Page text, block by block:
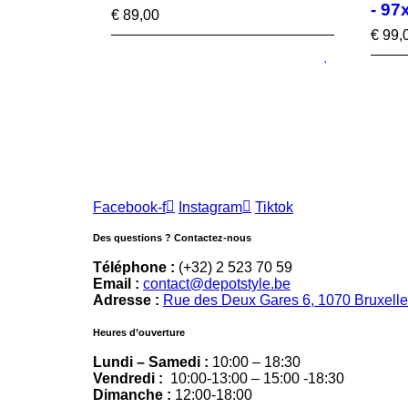
€ 89,00
-
€
Facebook-f Instagram Tiktok
Des questions ? Contactez-nous
Téléphone : (+32) 2 523 70 59
Email : contact@depotstyle.be
Adresse : Rue des Deux Gares 6, 1070
Heures d’ouverture
Lundi – Samedi : 10:00 – 18:30
Vendredi : 10:00-13:00 – 15:00 -18:30
Dimanche : 12:00-18:00